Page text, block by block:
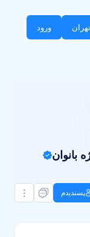
تهران ورود
بانوان
پسندیدم